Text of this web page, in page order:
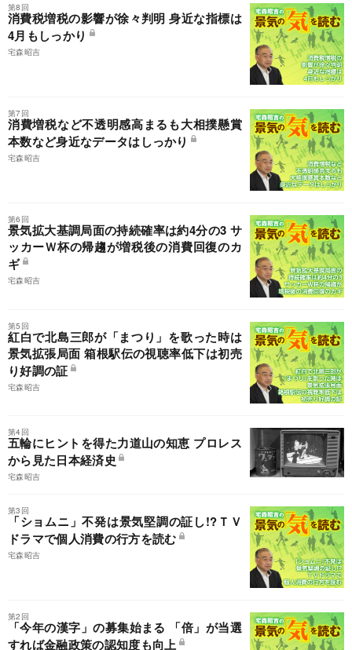
第8回
消費税増税の影響が徐々判明 身近な指標は
4月もしっかり
宅森昭吉
第7回
消費増税など不透明感高まるも大相撲懸賞
本数など身近なデータはしっかり
宅森昭吉
第6回
景気拡大基調局面の持続確率は約4分の3 サ
ッカーＷ杯の帰趨が増税後の消費回復のカ
ギ
宅森昭吉
第5回
紅白で北島三郎が「まつり」を歌った時は
景気拡張局面 箱根駅伝の視聴率低下は初売
り好調の証
宅森昭吉
第4回
五輪にヒントを得た力道山の知恵 プロレス
から見た日本経済史
宅森昭吉
第3回
「ショムニ」不発は景気堅調の証し!?ＴＶ
ドラマで個人消費の行方を読む
宅森昭吉
第2回
「今年の漢字」の募集始まる 「倍」が当選
すれば金融政策の認知度も向上